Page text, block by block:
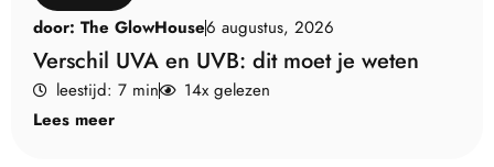
door: The GlowHouse6 augustus, 2026
Verschil UVA en UVB: dit moet je weten
leestijd: 7 min
14x gelezen
Lees meer